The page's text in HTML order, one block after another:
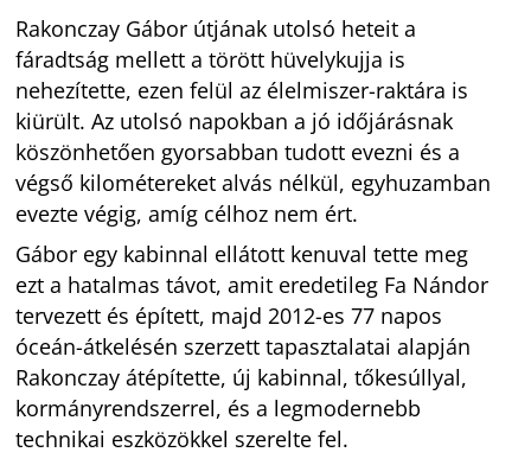
Rakonczay Gábor útjának utolsó heteit a
fáradtság mellett a törött hüvelykujja is
nehezítette, ezen felül az élelmiszer-raktára is
kiürült. Az utolsó napokban a jó időjárásnak
köszönhetően gyorsabban tudott evezni és a
végső kilométereket alvás nélkül, egyhuzamban
evezte végig, amíg célhoz nem ért.
Gábor egy kabinnal ellátott kenuval tette meg
ezt a hatalmas távot, amit eredetileg Fa Nándor
tervezett és épített, majd 2012-es 77 napos
óceán-átkelésén szerzett tapasztalatai alapján
Rakonczay átépítette, új kabinnal, tőkesúllyal,
kormányrendszerrel, és a legmodernebb
technikai eszközökkel szerelte fel.